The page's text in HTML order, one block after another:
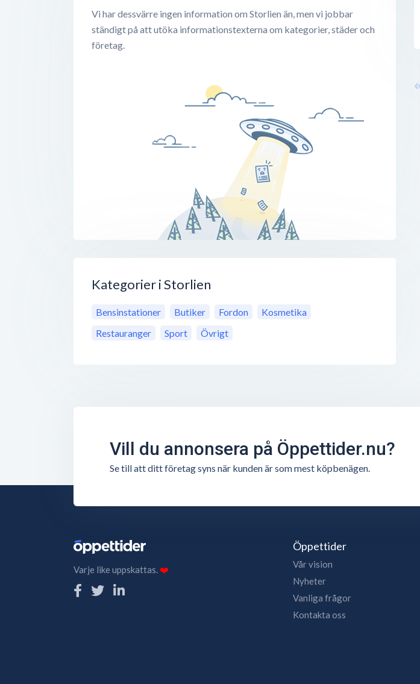
Vi har dessvärre ingen information om Storlien än, men vi jobbar
ständigt på att utöka informationstexterna om kategorier, städer och
företag.
Kategorier i Storlien
Bensinstationer Butiker Fordon
Kosmetika
Restauranger
Sport Övrigt
Vill du annonsera på Öppettider.nu?
Se till att ditt företag syns när kunden är som mest köpbenägen.
Varje like uppskattas.❤️
Öppettider
Vår vision
Nyheter
Vanliga frågor
Kontakta oss